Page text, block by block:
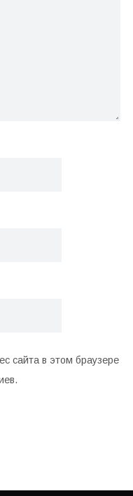
сайта в этом браузере